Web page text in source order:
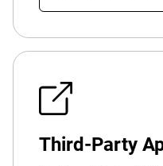
Third-Party